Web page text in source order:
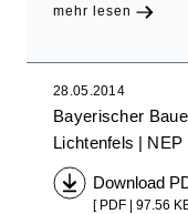
mehr lesen
28.05.2014
Bayerischer
Lichtenfels
NEP
Download
[ PDF | 97.56